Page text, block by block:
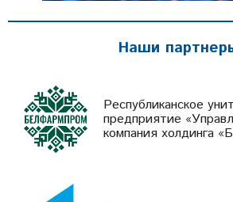
Наши
Республиканское
предприятие
компания холдинга